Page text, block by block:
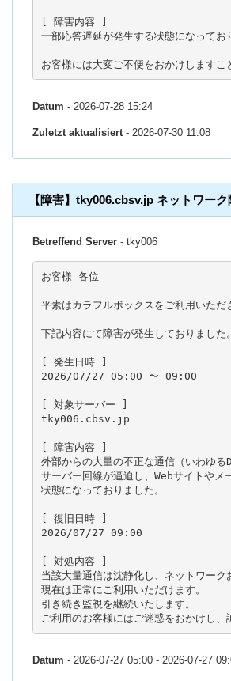
[ 障害内容 ]
一部応答遅延が発生する状態になってお
お客様には大変ご不便をおかけします
Datum - 2026-07-28 15:24
Zuletzt aktualisiert- 2026-07-30 11:08
【障害】tky006.cbsv.jp ネットワー
Betreffend Server - tky006
お客様 各位
平素はカラフルボックスをご利用いた
下記内容にて障害が発生しておりました。
[ 発生日時 ]
2026/07/27 05:00 〜 09:00
[ 対象サーバー ]
tky006.cbsv.jp
[ 障害内容 ]
外部からの大量の不正な通信（いわゆ
サーバー回線が逼迫し、Webサイトや
状態になっておりました。
[ 復旧日時 ]
2026/07/27 09:00
[ 対処内容 ]
当該大量通信は沈静化し、ネットワー
現在は正常にご利用いただけます。
引き続き監視を継続いたします。
ご利用のお客様にはご迷惑をおかけし
Datum - 2026-07-27 05:00 - 2026-07-27